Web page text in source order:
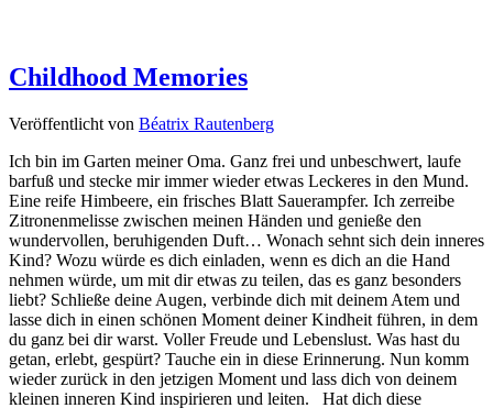
Childhood Memories
Veröffentlicht von Béatrix Rautenberg
Ich bin im Garten meiner Oma. Ganz frei und unbeschwert, laufe
barfuß und stecke mir immer wieder etwas Leckeres in den Mund.
Eine reife Himbeere, ein frisches Blatt Sauerampfer. Ich zerreibe
Zitronenmelisse zwischen meinen Händen und genieße den
wundervollen, beruhigenden Duft… Wonach sehnt sich dein inneres
Kind? Wozu würde es dich einladen, wenn es dich an die Hand
nehmen würde, um mit dir etwas zu teilen, das es ganz besonders
liebt? Schließe deine Augen, verbinde dich mit deinem Atem und
lasse dich in einen schönen Moment deiner Kindheit führen, in dem
du ganz bei dir warst. Voller Freude und Lebenslust. Was hast du
getan, erlebt, gespürt? Tauche ein in diese Erinnerung. Nun komm
wieder zurück in den jetzigen Moment und lass dich von deinem
kleinen inneren Kind inspirieren und leiten. Hat dich diese